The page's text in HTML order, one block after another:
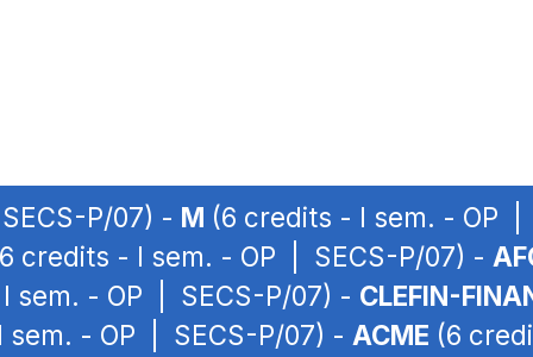
P/07) - M (6 credits - I sem. - OP
credits - I sem. - OP | SECS-P/07) -
sem. - OP | SECS-P/07) - CLEFIN-
- OP | SECS-P/07) - ACME (6